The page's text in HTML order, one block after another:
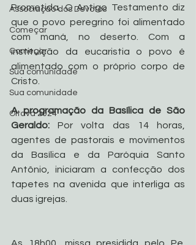
Associação dos Devotos
Começar
Começar
Sua comunidade
Sua comunidade
Oitava 2024
Prometida. O Antigo Testamento diz
que o povo peregrino foi alimentado
com maná, no deserto. Com a
instituição da eucaristia o povo é
alimentado com o próprio corpo de
Cristo.
A programação da Basílica de São
Geraldo: Por volta das 14 horas,
agentes de pastorais e movimentos
da Basílica e da Paróquia Santo
Antônio, iniciaram a confecção dos
tapetes na avenida que interliga as
duas igrejas.